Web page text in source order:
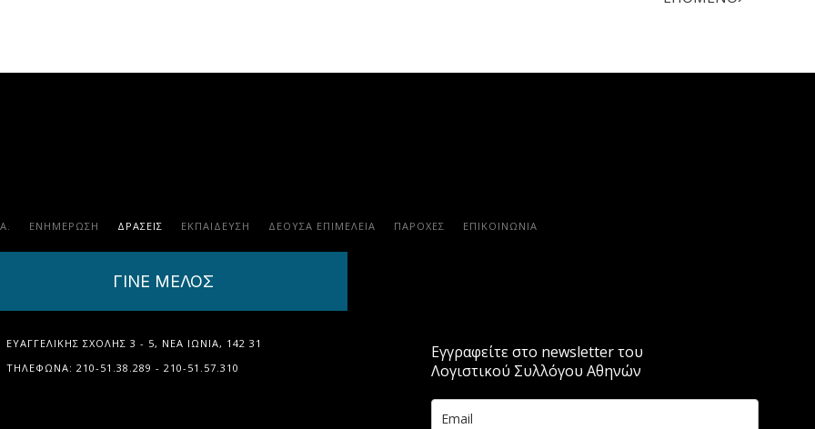
ΕΝΗΜΕΡΩΣΗ ΔΡΑΣΕΙΣ ΕΚΠΑΊΔΕΥΣΗ ΔΕΟΥΣΑ ΕΠΙΜΕΛΕΙΑ ΠΑΡΟΧΈΣ ΕΠΙΚΟΙΝΩΝΊΑ
ΓΙΝΕ ΜΕΛΟΣ
ΕΥΑΓΓΕΛΙΚΉΣ ΣΧΟΛΉΣ 3 - 5, ΝΈΑ ΙΩΝΊΑ, 142 31
ΤΗΛΈΦΩΝΑ: 210-51.38.289 - 210-51.57.310
Εγγραφείτε στο newsletter του
Λογιστικού Συλλόγου Αθηνών